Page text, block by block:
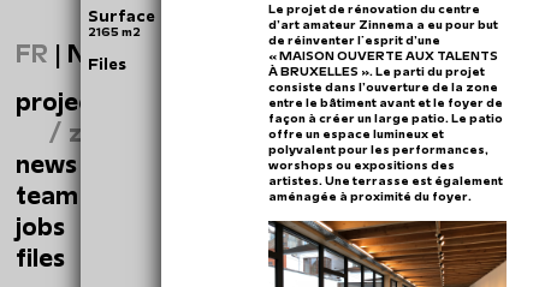
FR | NL
projects
/ zinnema anderlecht
news
team
jobs
files
Surface
2165 m2
Files
Le projet de rénovation du centre
d’art amateur Zinnema a eu pour but
de réinventer l'esprit d’une
« MAISON OUVERTE AUX TALENTS
À BRUXELLES ». Le parti du projet
consiste dans l’ouverture de la zone
entre le bâtiment avant et le foyer de
façon à créer un large patio. Le patio
offre un espace lumineux et
polyvalent pour les performances,
worshops ou expositions des
artistes. Une terrasse est également
aménagée à proximité du foyer.